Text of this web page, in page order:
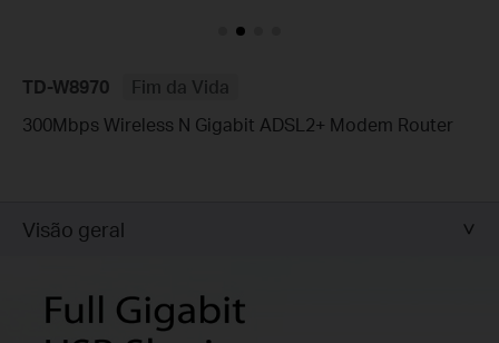
TD-W8970
Fim da Vida
300Mbps Wireless N Gigabit ADSL2+ Modem Router
Visão geral